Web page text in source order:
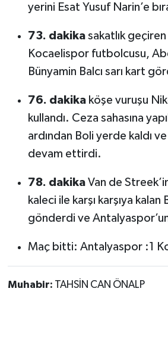
yerini Esat Yusuf Narin’e
73. dakikasakatlık
Kocaelispor futbolcusu,
Bünyamin Balcı sarı kart
76. dakikaköşe vuruşu
kullandı. Ceza sahasına
ardından Boli yerde kaldı
devam ettirdi.
78. dakikaVan de
kaleci ile karşı karşıya
gönderdi ve
Maç bitti: Antalyaspor :1
Muhabir: TAHSİN CAN ÖNALP